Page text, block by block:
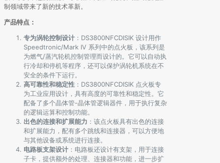
制领域带来了新的技术革新。
产品特点：
专为涡轮控制设计 ：DS3800NFCDISIK 设计用作
Speedtronic/Mark IV 系列中的点火板，该系列是
为燃气/蒸汽轮机控制管理而设计的。它可以自动执
行冷却和停机等程序，还可以保护涡轮机系统在不
安全的条件下运行。
高可靠性和稳定性 ：DS3800NFCDISIK 点火板专
为工业应用设计，具有高度的可靠性和稳定性。它
配备了多个晶体管-晶体管逻辑器件，用于执行复杂
的逻辑运算和控制功能。
出色的连接和扩展能力 ：该点火板具有出色的连接
和扩展能力，配有多个跳线和连接器，可以方便地
与其他设备或系统进行连接。
电路板支架设计 ：电路板还设计有支架，用于连接
子卡，提供额外的处理、连接器和功能，进一步扩